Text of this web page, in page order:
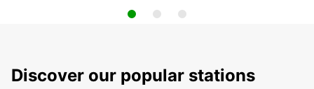
Discover our popular stations